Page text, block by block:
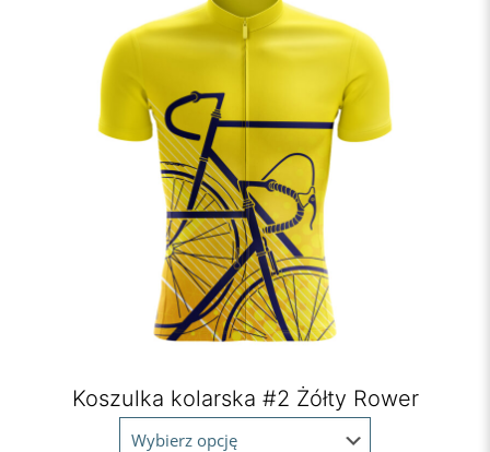
Koszulka kolarska #2 Żółty Rower